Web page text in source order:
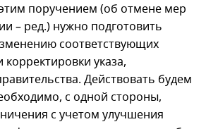
поручением (об отмене мер
– ред.) нужно подготовить
соответствующих
указа,
Действовать будем
с одной стороны,
с учетом улучшения